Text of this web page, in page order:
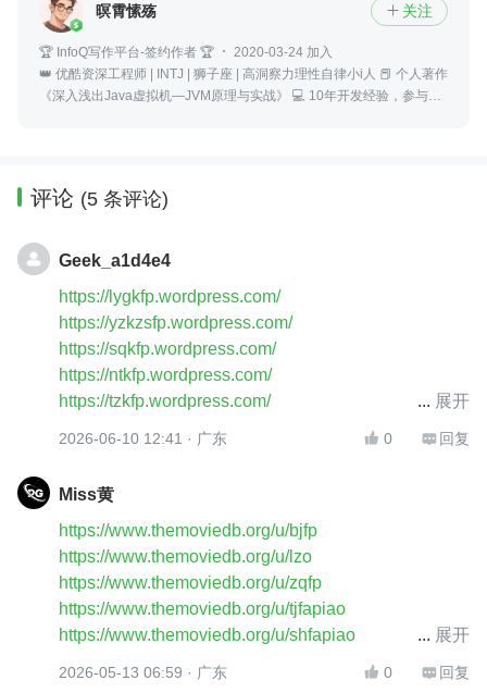
暝霄愫殇  关注
🏆 InfoQ写作平台-签约作者 🏆
2020-03-24 加入
👑 优酷资深工程师 | INTJ | 狮子座 | 高洞察力理性自律小i人 📕 个人著作
《深入浅出Java虚拟机—JVM原理与实战》 💻 10年开发经验，参与过
评论 (5 条评论)
Geek_a1d4e4
https://lygkfp.wordpress.com/
https://yzkzsfp.wordpress.com/
https://sqkfp.wordpress.com/
https://ntkfp.wordpress.com/
https://tzkfp.wordpress.com/
http://lygkfp.wordpress.com/
http://ntkfp.wordpress.com/
http://tzkfp.wordpress.com/
展开
2026-06-10 12:41 · 广东  0  回复
Miss黄
https://www.themoviedb.org/u/bjfp
https://www.themoviedb.org/u/lzo
https://www.themoviedb.org/u/zqfp
https://www.themoviedb.org/u/tjfapiao
https://www.themoviedb.org/u/shfapiao
https://www.themoviedb.org/u/taiyuanfp
展开
2026-05-13 06:59 · 广东  0  回复